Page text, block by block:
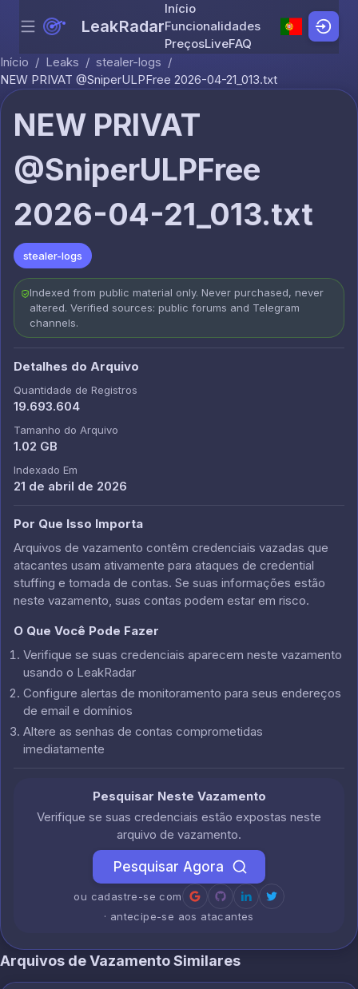
Skip to content
Menu LeakRadar
Início
Funcionalidades
PreçosLiveFAQ
Início / Leaks / stealer-logs /
NEW PRIVAT @SniperULPFree 2026-04-21_013.txt
NEW PRIVAT
@SniperULPFree
2026-04-21_013.txt
stealer-logs
Indexed from public material only. Never purchased, never
altered. Verified sources: public forums and Telegram
channels.
Detalhes do Arquivo
Quantidade de Registros
19.693.604
Tamanho do Arquivo
1.02 GB
Indexado Em
21 de abril de 2026
Por Que Isso Importa
Arquivos de vazamento contêm credenciais vazadas que
atacantes usam ativamente para ataques de credential
stuffing e tomada de contas. Se suas informações estão
neste vazamento, suas contas podem estar em risco.
O Que Você Pode Fazer
Verifique se suas credenciais aparecem neste vazamento
usando o LeakRadar
Configure alertas de monitoramento para seus endereços
de email e domínios
Altere as senhas de contas comprometidas
imediatamente
Pesquisar Neste Vazamento
Verifique se suas credenciais estão expostas neste
arquivo de vazamento.
Pesquisar Agora
ou cadastre-se com
· antecipe-se aos atacantes
Arquivos de Vazamento Similares